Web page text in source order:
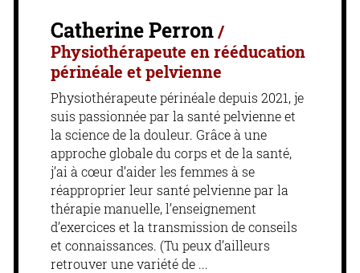
Catherine Perron/
Physiothérapeute en rééducation
périnéale et pelvienne
Physiothérapeute périnéale depuis 2021, je
suis passionnée par la santé pelvienne et
la science de la douleur. Grâce à une
approche globale du corps et de la santé,
j’ai à cœur d’aider les femmes à se
réapproprier leur santé pelvienne par la
thérapie manuelle, l’enseignement
d’exercices et la transmission de conseils
et connaissances. (Tu peux d’ailleurs
retrouver une variété de